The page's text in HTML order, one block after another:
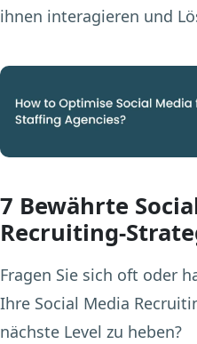
ihnen interagieren und
7 Bewährte
Recruiting-
Fragen Sie sich oft oder
Ihre Social Media
nächste Level zu heben?